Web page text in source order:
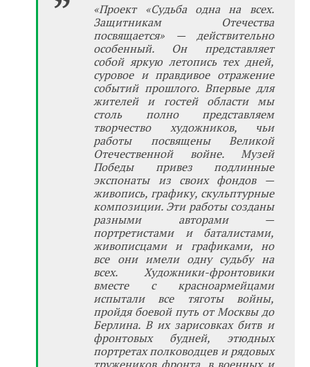
«Проект «Судьба одна на всех.
Защитникам Отечества
посвящается» — действительно
особенный. Он представляет
собой яркую летопись тех дней,
суровое и правдивое отражение
событий прошлого. Впервые для
жителей и гостей области мы
столь полно представляем
творчество художников, чьи
работы посвящены Великой
Отечественной войне. Музей
Победы привез подлинные
экспонаты из своих фондов —
живопись, графику, скульптурные
композиции. Эти работы созданы
разными авторами —
портретистами и баталистами,
живописцами и графиками, но
все они имели одну судьбу на
всех. Художники-фронтовики
вместе с красноармейцами
испытали все тяготы войны,
пройдя боевой путь от Москвы до
Берлина. В их зарисовках битв и
фронтовых будней, этюдных
портретах полководцев и рядовых